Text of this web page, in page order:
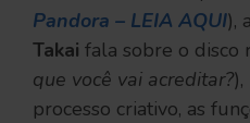
Pandora – LEIA AQUI),
Takai fala sobre o disco
que você vai acreditar?
processo criativo, as